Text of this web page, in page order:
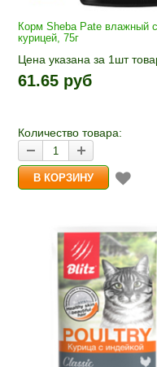
Корм Sheba Pate влажный с
курицей, 75г
Цена указана за 1шт
1шт прибавляется
и «-». Выберите нужное
61.65 руб
Количество товара: